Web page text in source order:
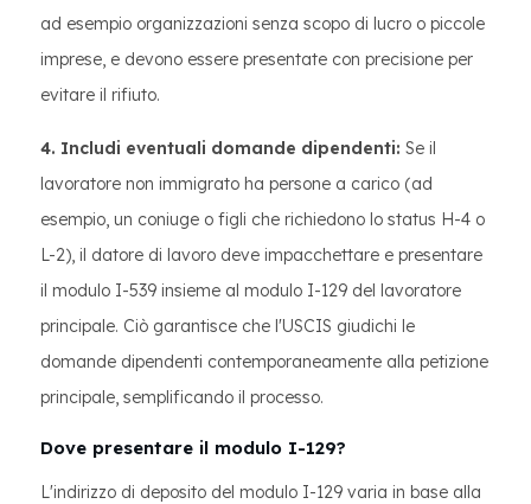
ad esempio organizzazioni senza scopo di lucro o piccole
imprese, e devono essere presentate con precisione per
evitare il rifiuto.
4. Includi eventuali domande dipendenti: Se il
lavoratore non immigrato ha persone a carico (ad
esempio, un coniuge o figli che richiedono lo status H-4 o
L-2), il datore di lavoro deve impacchettare e presentare
il modulo I-539 insieme al modulo I-129 del lavoratore
principale. Ciò garantisce che l'USCIS giudichi le
domande dipendenti contemporaneamente alla petizione
principale, semplificando il processo.
Dove presentare il modulo I-129?
L'indirizzo di deposito del modulo I-129 varia in base alla